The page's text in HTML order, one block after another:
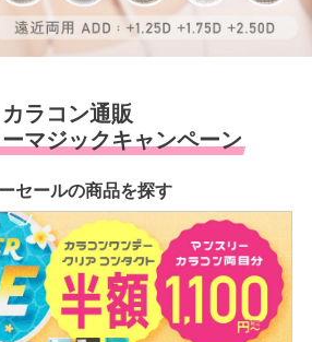
カラコン通販
マジックキャンペーン
セールの商品を探す